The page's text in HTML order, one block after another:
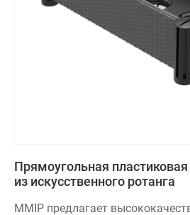
Прямоугольная
из искусственного ротанга
MMIP предлагает